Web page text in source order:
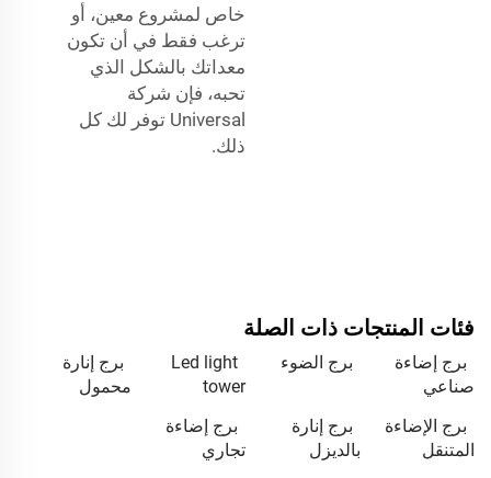
خاص لمشروع معين، أو
ترغب فقط في أن تكون
معداتك بالشكل الذي
تحبه، فإن شركة
Universal توفر لك كل
ذلك.
فئات المنتجات ذات الصلة
برج إضاءة
صناعي
برج الضوء
Led light
tower
برج إنارة
محمول
برج الإضاءة
المتنقل
برج إنارة
بالديزل
برج إضاءة
تجاري